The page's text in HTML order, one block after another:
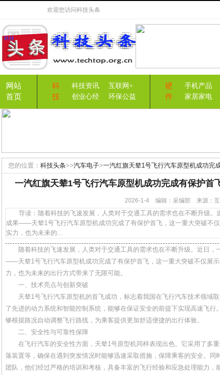
欢迎您访问科技头条
网站
首页
科
技
科技资讯
互联网+
创业心经
环保公益
硬
件
手机产品
家居家电
您的位置： 科技头条>>汽车电子>一汽红旗天辇1号飞行汽车原型机成功完
一汽红旗天辇1号飞行汽车原型机成功完成有保护首
2026-1-4 编辑：采编部 来源：
导读：随着科技的飞速发展，人类对于交通工具的需求也在不断升级。
成果——天辇1号飞行汽车原型机成功完成了有保护首飞，这一重大突破不
实力，也为未来的...
随着科技的飞速发展，人类对于交通工具的需求也在不断升级。近日，
——天辇1号飞行汽车原型机成功完成了有保护首飞，这一重大突破不仅展
力，也为未来的出行方式带来了无限可能。
一、技术亮点与创新突破
天辇1号飞行汽车原型机的首飞成功，标志着我国在飞行汽车技术领域
了先进的动力系统和智能控制系统，能够在保证安全的前提下实现高速飞行
够根据路况自动调整飞行路线，为乘客提供更加舒适便捷的出行体验。
二、安全性与可靠性保障
在飞行汽车的安全性方面，天辇1号原型机同样表现出色。它采用了多
落装置等，确保在遇到突发情况时能够迅速采取措施，保障乘客的安全。同
团队，他们经过严格的培训和考核，具备丰富的飞行经验和应急处理能力，